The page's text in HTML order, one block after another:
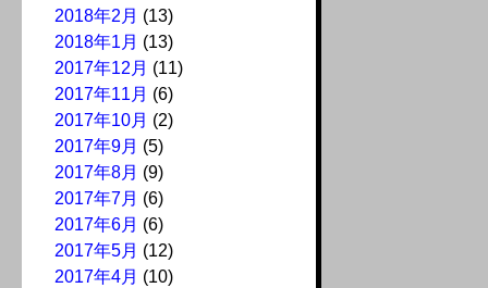
2018年2月 (13)
2018年1月 (13)
2017年12月 (11)
2017年11月 (6)
2017年10月 (2)
2017年9月 (5)
2017年8月 (9)
2017年7月 (6)
2017年6月 (6)
2017年5月 (12)
2017年4月 (10)